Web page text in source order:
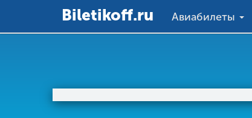
Вiletikoff.ru Авиабилеты